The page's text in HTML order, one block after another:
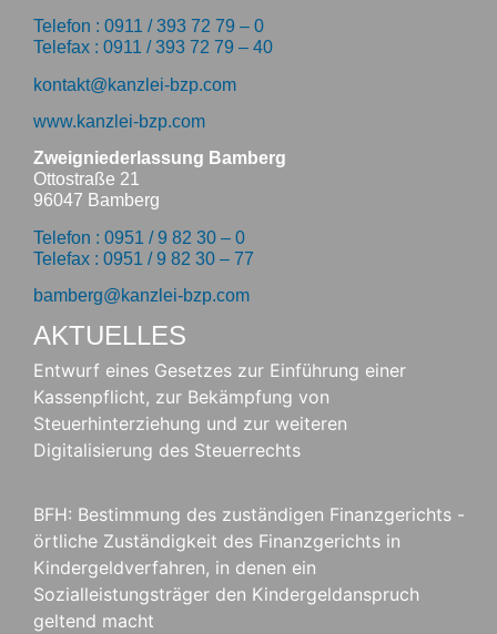
Telefon : 0911 / 393 72 79 – 0
Telefax : 0911 / 393 72 79 – 40
kontakt@kanzlei-bzp.com
www.kanzlei-bzp.com
Zweigniederlassung Bamberg
Ottostraße 21
96047 Bamberg
Telefon : 0951 / 9 82 30 – 0
Telefax : 0951 / 9 82 30 – 77
bamberg@kanzlei-bzp.com
AKTUELLES
Entwurf eines Gesetzes zur Einführung einer
Kassenpflicht, zur Bekämpfung von
Steuerhinterziehung und zur weiteren
Digitalisierung des Steuerrechts
BFH: Bestimmung des zuständigen Finanzgerichts -
örtliche Zuständigkeit des Finanzgerichts in
Kindergeldverfahren, in denen ein
Sozialleistungsträger den Kindergeldanspruch
geltend macht